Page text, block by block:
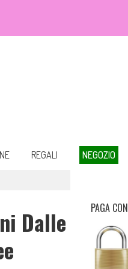
REGALI NEGOZIO
Dalle
PAGA CON